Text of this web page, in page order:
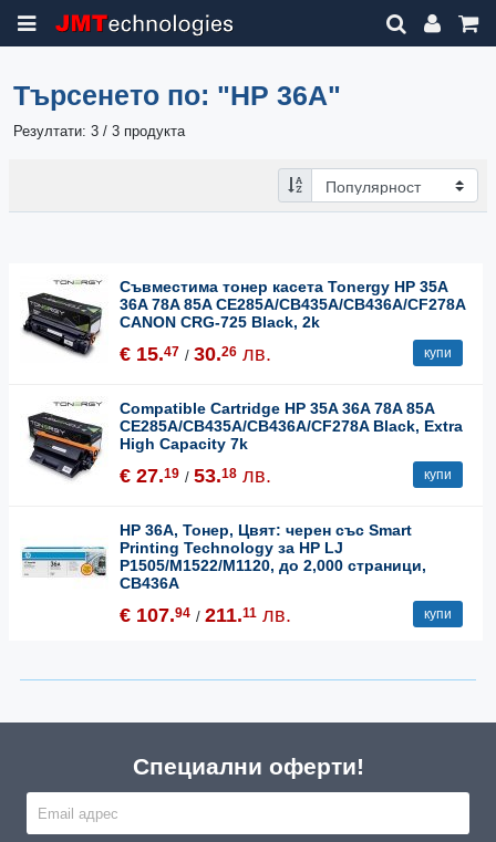
Търсенето по: "HP 36A"
Резултати: 3 / 3 продукта
Съвместима тонер касета Tonergy HP 35A
36A 78A 85A CE285A/CB435A/CB436A/CF278A
CANON CRG-725 Black, 2k
€ 15.47 / 30.26 лв. купи
Compatible Cartridge HP 35A 36A 78A 85A
CE285A/CB435A/CB436A/CF278A Black, Extra
High Capacity 7k
€ 27.19 / 53.18 лв. купи
HP 36A, Тонер, Цвят: черен със Smart
Printing Technology за HP LJ
P1505/M1522/M1120, до 2,000 страници,
CB436A
€ 107.94 / 211.11 лв. купи
Специални оферти!